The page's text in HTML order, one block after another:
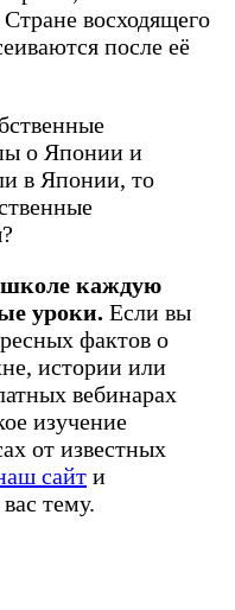
восходящего
после её
о Японии и
в Японии, то
каждую
уроки. Если вы
фактов о
истории или
вебинарах
изучение
от известных
сайт и
тему.